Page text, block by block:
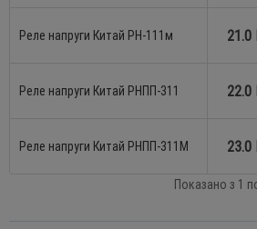
Реле напруги Китай РН-111м 21.0
Реле напруги Китай РНПП-311 22.0
Реле напруги Китай РНПП-311М 23.0
Показано з 1